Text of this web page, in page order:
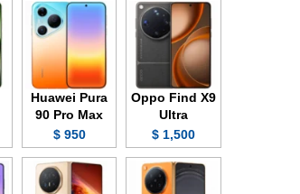
Oppo Find X9
Ultra
1,500 $
Huawei Pura
90 Pro Max
950 $